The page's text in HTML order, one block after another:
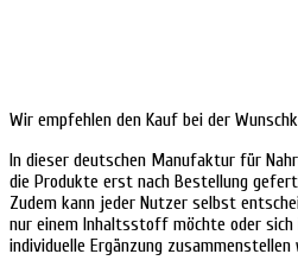
Wir empfehlen den Kauf bei der
In dieser deutschen Manufaktur für
die Produkte erst nach Bestellung
Zudem kann jeder Nutzer selbst
nur einem Inhaltsstoff möchte oder
individuelle Ergänzung zusammenstellen